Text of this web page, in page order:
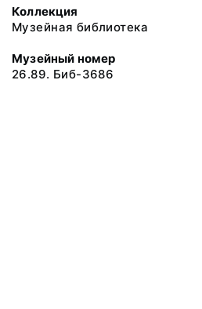
Коллекция
Музейная библиотека
Музейный номер
26.89. Биб-3686